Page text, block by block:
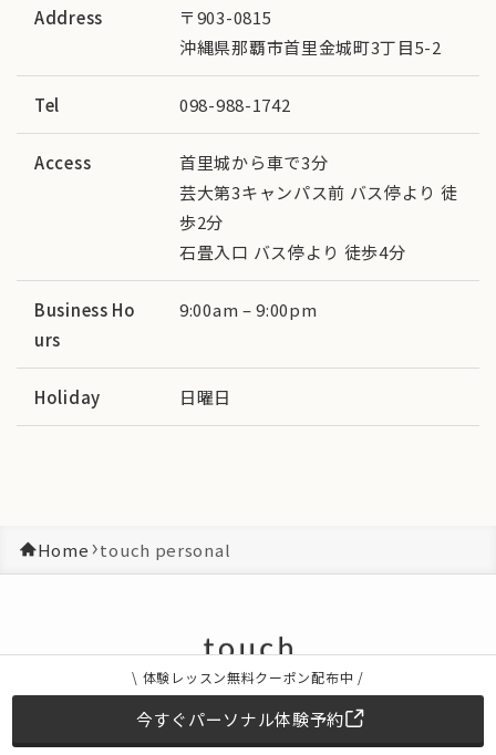
Address
〒903-0815
沖縄県那覇市首里金城町3丁目5-2
Tel 098-988-1742
Access
首里城から車で3分
芸大第3キャンパス前 バス停より 徒
歩2分
石畳入口 バス停より 徒歩4分
Business Ho
urs
9:00am – 9:00pm
Holiday 日曜日
\ 体験レッスン無料クーポン配布中 /
今すぐパーソナル体験予約
Home touch personal
メンバーマイページ